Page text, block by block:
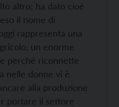
altro; ha dato cioè
il nome di
rappresenta una
un enorme
perché riconnette
nelle donne vi è
alla produzione
portare il settore